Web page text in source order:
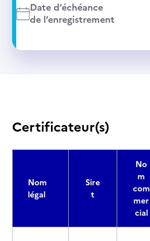
Date d’échéance
de l’enregistrement
Certificateur(s)
Nom
légal
Sire
t
No
m
com
mer
cial